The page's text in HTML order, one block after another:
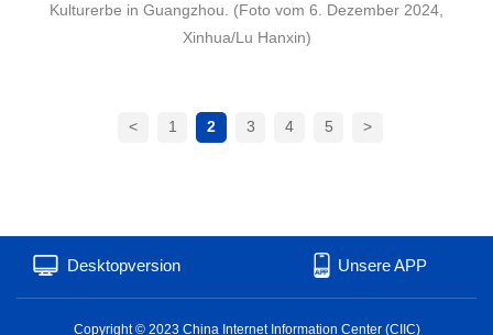
Kulturerbe in Guangzhou. (Foto vom 6. Dezember 2024,
Xinhua/Lu Hanxin)
< 1 2 3 4 5 >
Desktopversion Unsere APP
Copyright © 2023 China Internet Information Center (CIIC)